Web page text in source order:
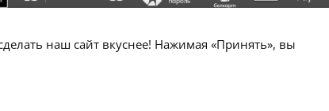
4Б, цокольный этаж, помещение 3. Р/с BY34 ALFA 3012
регистрации №193602931 выдано Минским
наш сайт вкуснее! Нажимая «Принять», вы